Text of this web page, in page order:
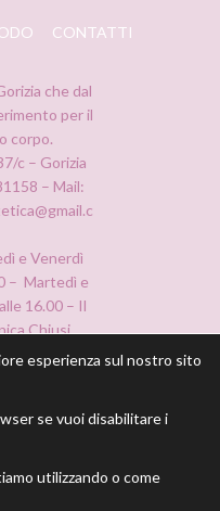
CONTATTI
che dal
per il
corpo.
c – Gorizia
– Mail:
e Venerdì
– Martedì e
16.00 – Il
Chiusi.
01185610316 –
esperienza sul nostro sito
se vuoi disabilitare i
utilizzando o come